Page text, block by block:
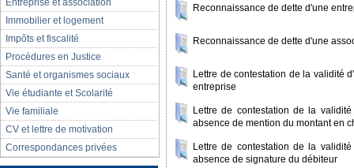
Entreprise et association
Immobilier et logement
Impôts et fiscalité
Procédures en Justice
Santé et organismes sociaux
Vie étudiante et Scolarité
Vie familiale
CV et lettre de motivation
Correspondances privées
Reconnaissance de dette d'une
Reconnaissance de dette d'une
Lettre de contestation de la validité
entreprise
Lettre de contestation de la
absence de mention du montant en
Lettre de contestation de la
absence de signature du débiteur